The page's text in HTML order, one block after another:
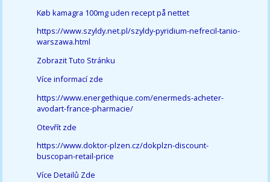
Køb kamagra 100mg uden recept på nettet
https://www.szyldy.net.pl/szyldy-pyridium-nefrecil-tanio-
warszawa.html
Zobrazit Tuto Stránku
Více informací zde
https://www.energethique.com/enermeds-acheter-
avodart-france-pharmacie/
Otevřít zde
https://www.doktor-plzen.cz/dokplzn-discount-
buscopan-retail-price
Více Detailů Zde